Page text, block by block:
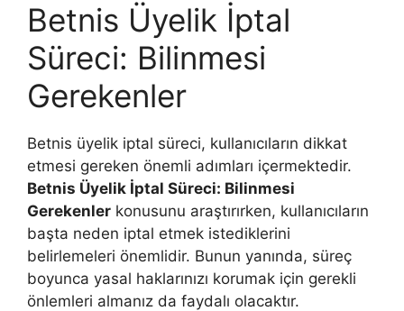
Betnis Üyelik İptal
Süreci: Bilinmesi
Gerekenler
Betnis üyelik iptal süreci, kullanıcıların dikkat
etmesi gereken önemli adımları içermektedir.
Betnis Üyelik İptal Süreci: Bilinmesi
Gerekenler konusunu araştırırken, kullanıcıların
başta neden iptal etmek istediklerini
belirlemeleri önemlidir. Bunun yanında, süreç
boyunca yasal haklarınızı korumak için gerekli
önlemleri almanız da faydalı olacaktır.